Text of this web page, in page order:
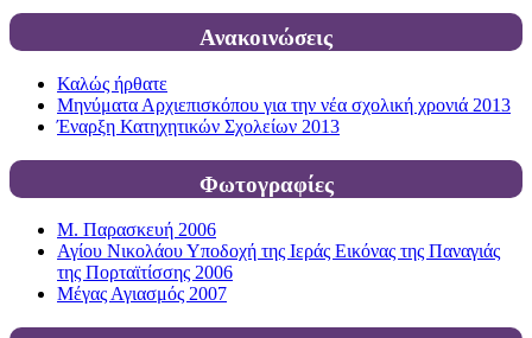
Ανακοινώσεις
Καλώς ήρθατε
Μηνύματα Αρχιεπισκόπου για την νέα σχολική χρονιά 2013
Έναρξη Κατηχητικών Σχολείων 2013
Φωτογραφίες
Μ. Παρασκευή 2006
Αγίου Νικολάου Υποδοχή της Ιεράς Εικόνας της Παναγιάς
της Πορταϊτίσσης 2006
Μέγας Αγιασμός 2007